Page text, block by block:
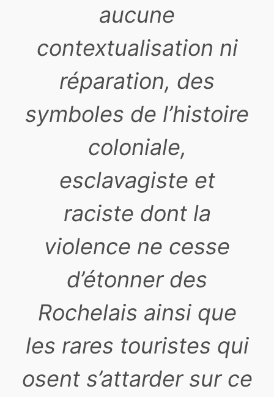
aucune
contextualisation ni
réparation, des
symboles de l’histoire
coloniale,
esclavagiste et
raciste dont la
violence ne cesse
d’étonner des
Rochelais ainsi que
les rares touristes qui
osent s’attarder sur ce